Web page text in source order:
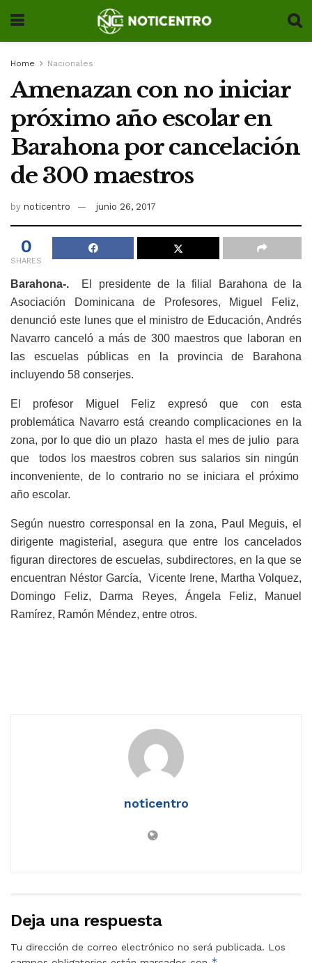
Home Nacionales
Amenazan con no iniciar
próximo año escolar en
Barahona por cancelación
de 300 maestros
by noticentro junio 26, 2017
0
SHARES
Barahona-. El presidente de la filial Barahona de la
Asociación Dominicana de Profesores, Miguel Feliz,
denunció este lunes que el ministro de Educación, Andrés
Navarro canceló a más de 300 maestros que laboran en
las escuelas públicas en la provincia de Barahona
incluyendo 58 conserjes.
El profesor Miguel Feliz expresó que con esta
problemática Navarro está creando complicaciones en la
zona, por lo que dio un plazo hasta el mes de julio para
que todos los maestros cobren sus salarios sin ningún
inconveniente, de lo contrario no se iniciara el próximo
año escolar.
Según nuestro corresponsal en la zona, Paul Meguis, el
dirigente magisterial, asegura que entre los cancelados
figuran directores de escuelas, subdirectores, en la que se
encuentran Néstor García, Vicente Irene, Martha Volquez,
Domingo Feliz, Darma Reyes, Ángela Feliz, Manuel
Ramírez, Ramón Méndez, entre otros.
noticentro
Deja una respuesta
Tu dirección de correo electrónico no será publicada. Los